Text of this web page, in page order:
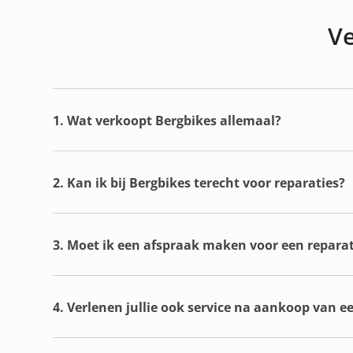
1. Wat verkoopt Bergbikes allemaal?
2. Kan ik bij Bergbikes terecht voor reparaties?
3. Moet ik een afspraak maken voor een
4. Verlenen jullie ook service na aankoop van